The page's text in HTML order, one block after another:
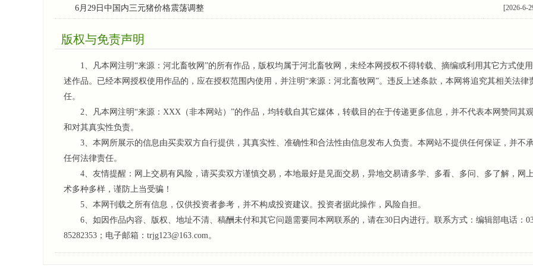
6月29日中国内三元猪价格震荡调整 [2026-6-
版权与免责声明
1、凡本网注明“来源：河北畜牧网”的所有作品，版权均属于河北畜牧网，未经本网授权不得转载、摘编或利用其它方式使
述作品。已经本网授权使用作品的，应在授权范围内使用，并注明“来源：河北畜牧网”。违反上述条款，本网将追究其相关法律
任。
2、凡本网注明“来源：XXX（非本网站）”的作品，均转载自其它媒体，转载目的在于传递更多信息，并不代表本网赞同其
和对其真实性负责。
3、本网所展示的信息由买卖双方自行提供，其真实性、准确性和合法性由信息发布人负责。本网站不提供任何保证，并不
任何法律责任。
4、友情提醒：网上交易有风险，请买卖双方谨慎交易，本地最好是见面交易，异地交易请多学、多看、多问、多了解，网
术多种多样，谨防上当受骗！
5、本网刊载之所有信息，仅供投资者参考 ，并不构成投资建议。投资者据此操作，风险自担。
6、如因作品内容、版权、地址不清、稿酬未付和其它问题需要同本网联系的，请在30日内进行。联系方式：编辑部电话：
85282353；电子邮箱：trjg123@163.com。